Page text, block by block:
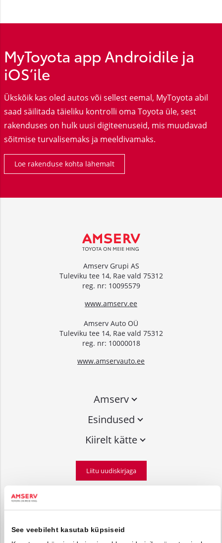
See veebileht kasutab küpsiseid
MyToyota app Androidile ja
iOS’ile
Ükskõik kas oled autos või sellest eemal, MyToyota abil
saad säilitada täieliku kontrolli oma Toyota üle, sest
rakenduses on hulk uusi digiteenuseid, mis muudavad
sõitmise turvalisemaks ja meeldivamaks.
Loe rakenduse kohta lähemalt
Amserv Grupi AS
Tuleviku tee 14, Rae vald 75312
reg. nr: 10095579
www.amserv.ee
Amserv Auto OÜ
Tuleviku tee 14, Rae vald 75312
reg. nr: 10000018
www.amservauto.ee
Amserv
Esindused
Kiirelt kätte
Liitu uudiskirjaga
press@amserv.ee